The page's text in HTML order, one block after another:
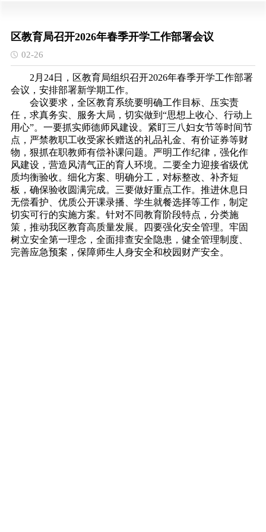
区教育局召开2026年春季开学工作部署会议
02-26
2月24日，区教育局组织召开2026年春季开学工作部署
会议，安排部署新学期工作。
会议要求，全区教育系统要明确工作目标、压实责
任，求真务实、服务大局，切实做到 “思想上收心、行动上
用心”。一要抓实师德师风建设。紧盯三八妇女节等时间节
点，严禁教职工收受家长赠送的礼品礼金、有价证券等财
物，狠抓在职教师有偿补课问题。严明工作纪律，强化作
风建设，营造风清气正的育人环境。二要全力迎接省级优
质均衡验收。细化方案、明确分工，对标整改、补齐短
板，确保验收圆满完成。三要做好重点工作。推进休息日
无偿看护、优质公开课录播、学生就餐选择等工作，制定
切实可行的实施方案。针对不同教育阶段特点，分类施
策，推动我区教育高质量发展。四要强化安全管理。牢固
树立安全第一理念，全面排查安全隐患，健全管理制度、
完善应急预案，保障师生人身安全和校园财产安全。